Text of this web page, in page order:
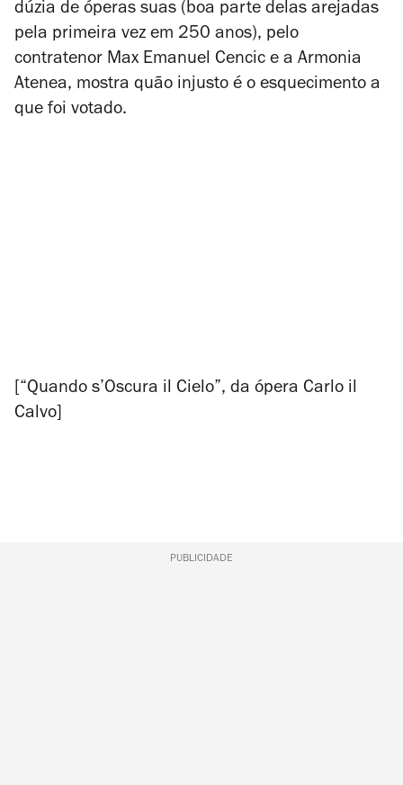
dúzia de óperas suas (boa parte delas arejadas
pela primeira vez em 250 anos), pelo
contratenor Max Emanuel Cencic e a Armonia
Atenea, mostra quão injusto é o esquecimento a
que foi votado.
[“Quando s’Oscura il Cielo”, da ópera Carlo il
Calvo]
PUBLICIDADE